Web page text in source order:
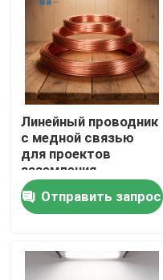
Наша фабрика
контроль качества
контактные данные
Новости
Отправить запрос
Линейный проводник
с медной связью
для проектов
заземления
Отправить запрос